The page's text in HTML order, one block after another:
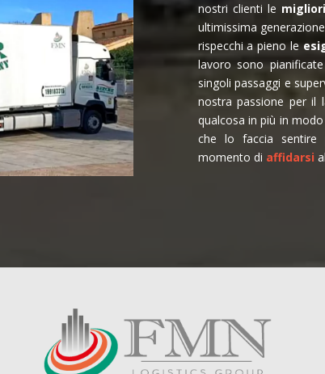
nostri clienti le
ultimissima
rispecchi a pieno le
lavoro sono
singoli passaggi e
nostra passione per il
qualcosa in più in
che lo faccia sentire
momento di affidarsi